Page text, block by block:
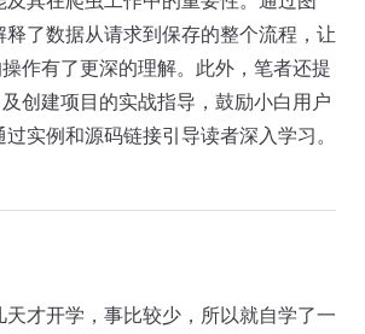
了数据从请求到保存的整个流程，让
作有了更深的理解。此外，笔者还提
创建项目的实战指导，鼓励小白用户
实例和源码链接引导读者深入学习。
天才开学，事比较少，所以就自学了一